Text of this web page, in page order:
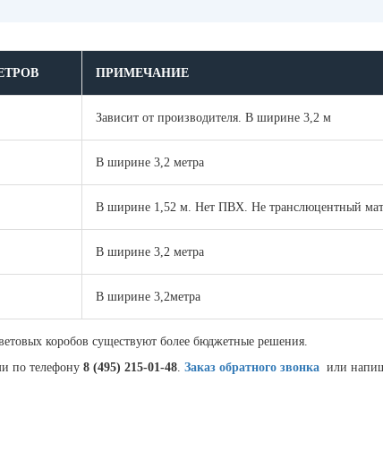
ПРИМЕЧАНИЕ
Зависит от производителя. В ширине 3,2 м
В ширине 3,2 метра
В ширине 1,52 м. Нет ПВХ. Не транслюцентный
В ширине 3,2 метра
В ширине 3,2метра
коробов существуют более бюджетные решения.
по телефону 8 (495) 215-01-48. Заказ обратного звонка или